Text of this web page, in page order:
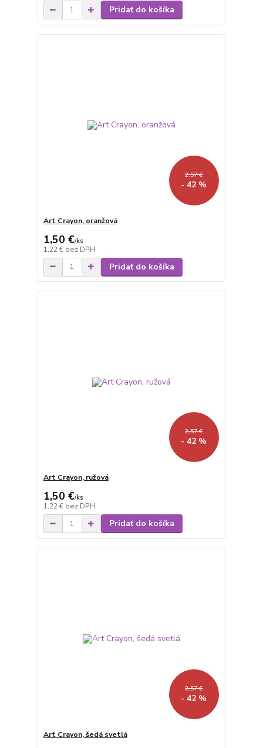
Pridať do košíka
2,57 €
- 42 %
Art Crayon, oranžová
1,50 €/ks
1,22 € bez DPH
Pridať do košíka
2,57 €
- 42 %
Art Crayon, ružová
1,50 €/ks
1,22 € bez DPH
Pridať do košíka
2,57 €
- 42 %
Art Crayon, šedá svetlá